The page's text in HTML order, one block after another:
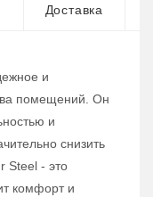
Доставка
и
помещений. Он
и
снизить
Steel - это
комфорт и